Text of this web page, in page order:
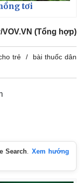
tơi
(Tổng hợp)
trẻ
bài thuốc dân
Search
Xem hướng